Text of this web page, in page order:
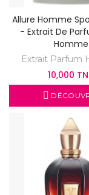
Allure Homme
- Extrait De
Homme
Extrait Parfum
10,000